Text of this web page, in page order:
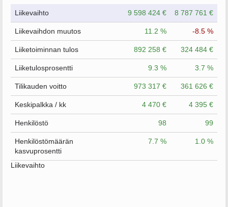
Liikevaihto 9 598 424 € 8 787 761 €
Liikevaihdon muutos 11.2 % -8.5 %
Liiketoiminnan tulos 892 258 € 324 484 €
Liiketulosprosentti 9.3 % 3.7 %
Tilikauden voitto 973 317 € 361 626 €
Keskipalkka / kk 4 470 € 4 395 €
Henkilöstö 98 99
Henkilöstömäärän
kasvuprosentti
7.7 % 1.0 %
Liikevaihto